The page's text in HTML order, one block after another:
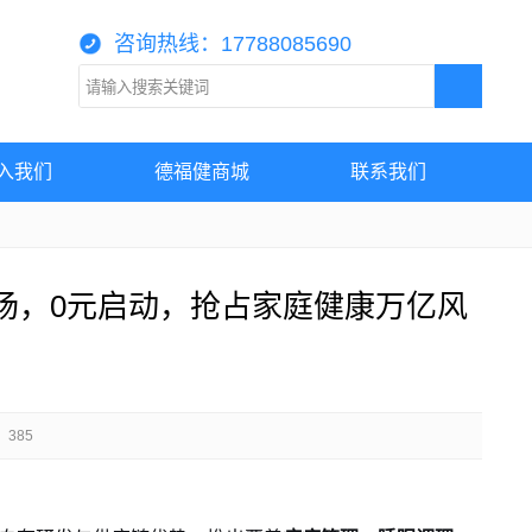
咨询热线：17788085690
我们 德福健商城 联系我们
，0元启动，抢占家庭健康万亿风
385